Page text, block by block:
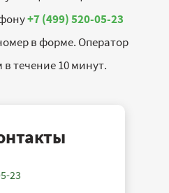
+7 (499) 520-05-23
в форме. Оператор
течение 10 минут.
23